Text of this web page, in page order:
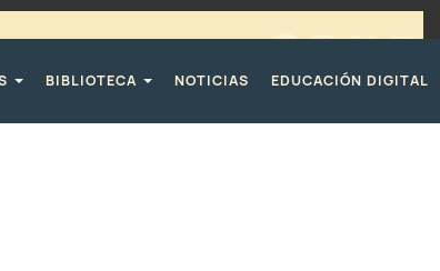
BIBLIOTECA NOTICIAS EDUCACIÓN DIGITAL